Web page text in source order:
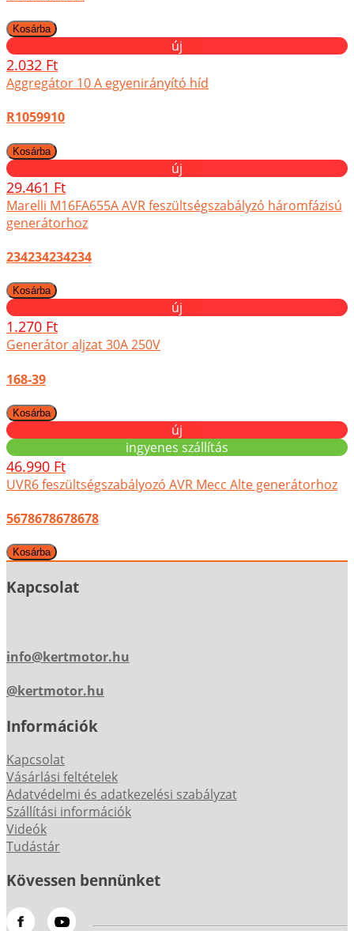
új
2.032 Ft
Aggregátor 10 A egyenirányító híd
R1059910
új
29.461 Ft
Marelli M16FA655A AVR feszültségszabályzó háromfázisú
generátorhoz
234234234234
új
1.270 Ft
Generátor aljzat 30A 250V
168-39
új
ingyenes szállítás
46.990 Ft
UVR6 feszültségszabályozó AVR Mecc Alte generátorhoz
5678678678678
Kapcsolat
info@kertmotor.hu
@kertmotor.hu
Információk
Kapcsolat
Vásárlási feltételek
Adatvédelmi és adatkezelési szabályzat
Szállítási információk
Videók
Tudástár
Kövessen bennünket